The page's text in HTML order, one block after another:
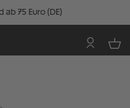
ab 75 Euro (DE)